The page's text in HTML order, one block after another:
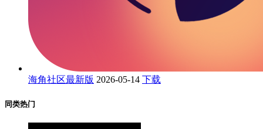
海角社区最新版 2026-05-14 下载
同类热门